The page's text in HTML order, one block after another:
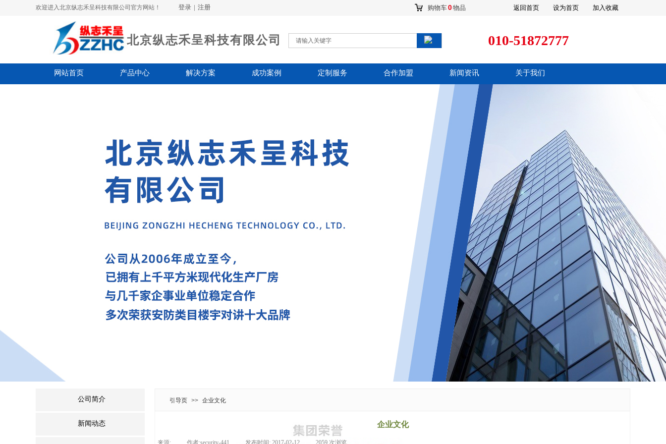
欢迎进入北京纵志禾呈科技有限公司官方网站！ 设为首页 加入收藏
购物车0物品
登录 | 注册 返回首页
010-51872777
搜 索
北京纵志禾呈科技有限公司
网站首页 产品中心 解决方案 成功案例 定制服务 合作加盟 新闻资讯 关于我们
公司简介
新闻动态
引导页 >> 企业文化
企业文化
来源: 作者:security-441 发布时间: 2017-02-12 2059 次浏览